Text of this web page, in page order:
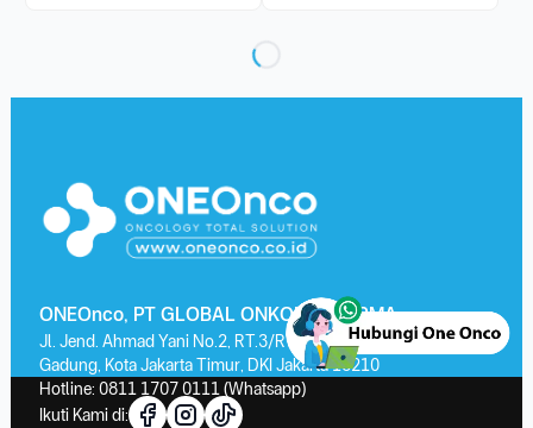
ONEOnco, PT GLOBAL ONKOLAB FARMA
Jl. Jend. Ahmad Yani No.2, RT.3/RW.13, Kayu Putih, Kec. Pulo
Gadung, Kota Jakarta Timur, DKI Jakarta 13210
Hotline: 0811 1707 0111 (Whatsapp)
Ikuti Kami di: